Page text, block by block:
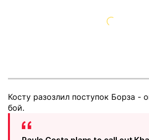
Косту разозлил поступок Борза -
бой.